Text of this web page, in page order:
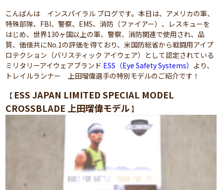
こんばんは インスパイラル ブログです。本日は、アメリカの軍、
特殊部隊、FBI、警察、EMS、消防（ファイアー）、レスキューを
はじめ、世界130ヶ国以上の軍、警察、消防関連で使用され、品
質、価値共にNo.1の評価を得ており、米国防総省から戦闘用アイプ
ロテクション（バリスティック アイウェア）として認定されている
ミリタリーアイウェアブランド ESS（Eye Safety Systems） より、
トレイルランナー 上田瑠偉選手の特別モデルのご紹介です！
【 ESS JAPAN LIMITED SPECIAL MODEL
CROSSBLADE 上田瑠偉モデル 】